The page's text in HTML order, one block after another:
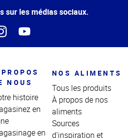
sur les médias sociaux.
NOUS
histoire
en
en
NOS ALIMENTS
Tous les produits
À propos de nos
aliments
Sources
d'inspiration et